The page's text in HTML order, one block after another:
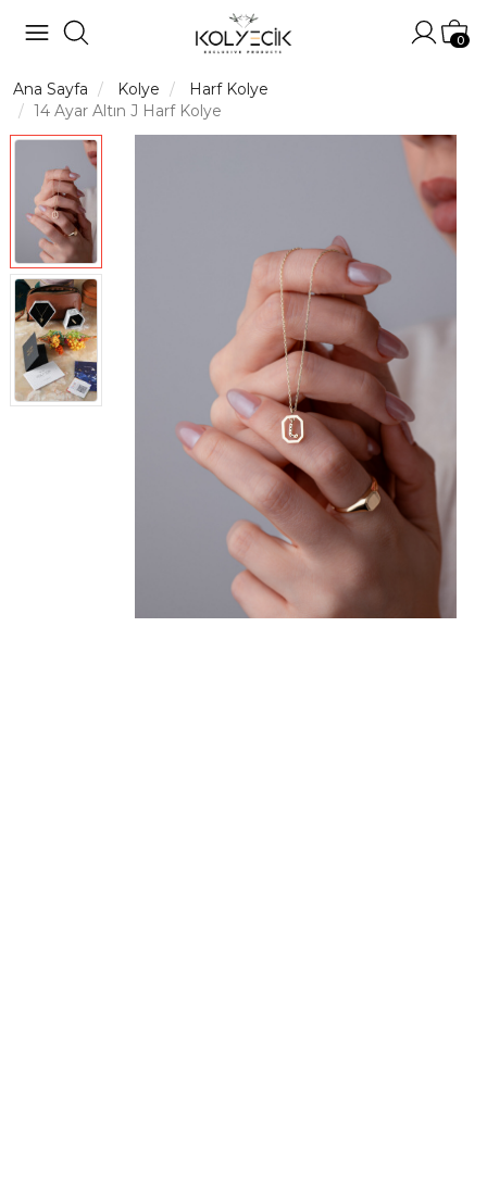
0
Ana Sayfa Kolye
Harf Kolye
14 Ayar Altın J Harf Kolye